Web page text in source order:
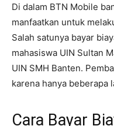
Di dalam BTN Mobile
manfaatkan untuk
Salah satunya bayar
mahasiswa UIN Sultan
UIN SMH Banten.
karena hanya beberapa
Cara Bayar